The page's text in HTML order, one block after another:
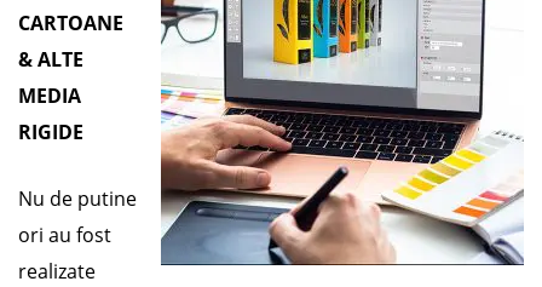
CARTOANE
& ALTE
MEDIA
RIGIDE
Nu de putine
ori au fost
realizate